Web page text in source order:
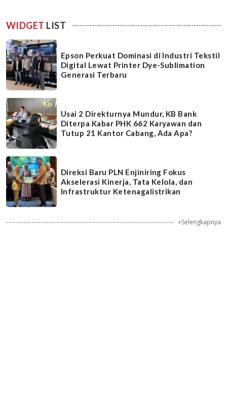
WIDGET LIST
Epson Perkuat Dominasi di Industri Tekstil
Digital Lewat Printer Dye-Sublimation
Generasi Terbaru
Usai 2 Direkturnya Mundur, KB Bank
Diterpa Kabar PHK 662 Karyawan dan
Tutup 21 Kantor Cabang, Ada Apa?
Direksi Baru PLN Enjiniring Fokus
Akselerasi Kinerja, Tata Kelola, dan
Infrastruktur Ketenagalistrikan
+Selengkapnya